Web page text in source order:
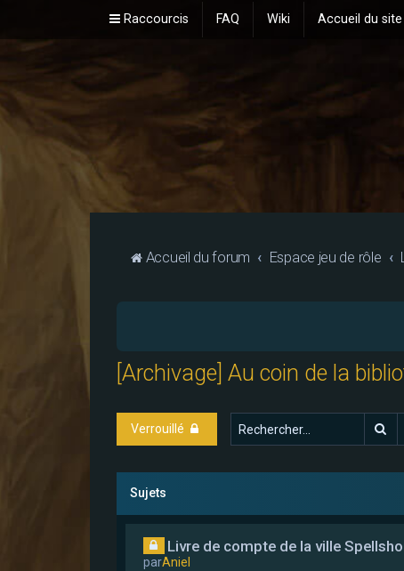
Raccourcis FAQ Wiki Accueil du site
Accueil du forum Espace jeu de rôle
[Archivage] Au coin de la
Verrouillé
Sujets
Livre de compte de la ville
parAniel